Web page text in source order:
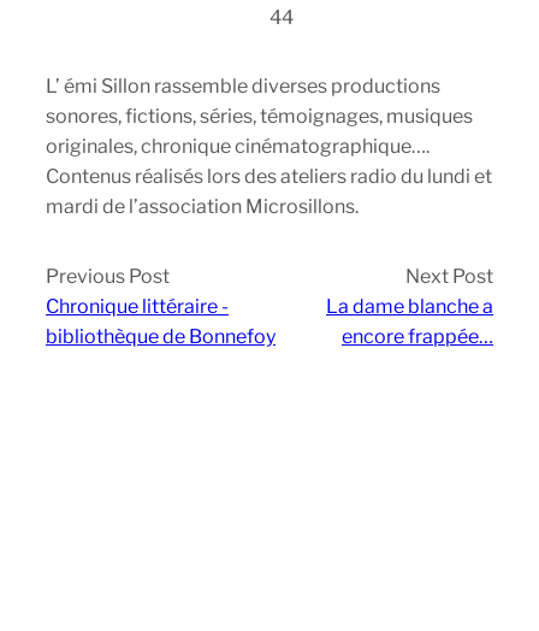
44
L’ émi Sillon rassemble diverses productions
sonores, fictions, séries, témoignages, musiques
originales, chronique cinématographique….
Contenus réalisés lors des ateliers radio du lundi et
mardi de l’association Microsillons.
Previous Post
Chronique littéraire -
bibliothèque de Bonnefoy
Next Post
La dame blanche a
encore frappée…